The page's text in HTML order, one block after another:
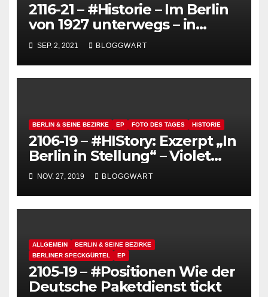
2116-21 – #Historie – Im Berlin
von 1927 unterwegs – in
Farbe (Filmbeitrag) –
Symphonie einer Großstadt
SEP. 2, 2021 BLOGGWART
BERLIN & SEINE BEZIRKE EP FOTO DES TAGES HISTORIE
2106-19 – #HIStory: Exzerpt „In
Berlin in Stellung“ – Violet
Schulz – Dienstmädchen im
Berlin der
Jahrhundertwende (Berliner
NOV. 27, 2019 BLOGGWART
ALLGEMEIN
BERLIN & SEINE BEZIRKE
BERLINER SPECKGÜRTEL
EP
2105-19 – #Positionen Wie der
Deutsche Paketdienst tickt